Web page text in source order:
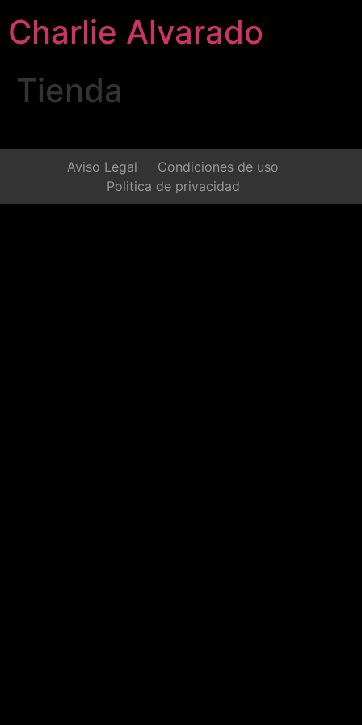
Charlie Alvarado
Tienda
Aviso Legal
Condiciones de uso
Politica de privacidad